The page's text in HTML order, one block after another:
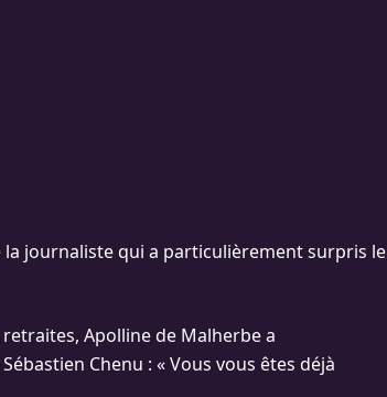
la journaliste qui a particulièrement surpris le
Apolline de Malherbe a
Chenu : « Vous vous êtes déjà